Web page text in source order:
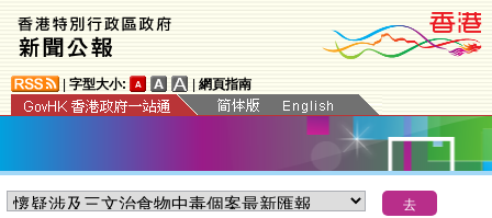
字型大小: 網頁指南